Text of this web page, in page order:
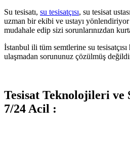
Su tesisatı, su tesisatçısı, su tesisat
uzman bir ekibi ve ustayı yönlendiriyor
mudahale edip sizi sorunlarınızdan
İstanbul ili tüm semtlerine su
ulaşmadan sorununuz çözülmüş
Tesisat Teknolojileri ve
7/24 Acil :